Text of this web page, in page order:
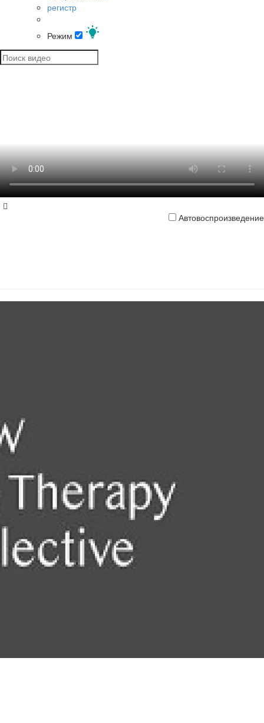
регистр
Режим
Автовоспроизведение